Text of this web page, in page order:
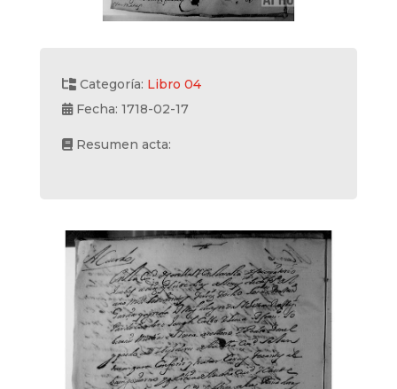
Categoría: Libro 04
Fecha: 1718-02-17
Resumen acta: